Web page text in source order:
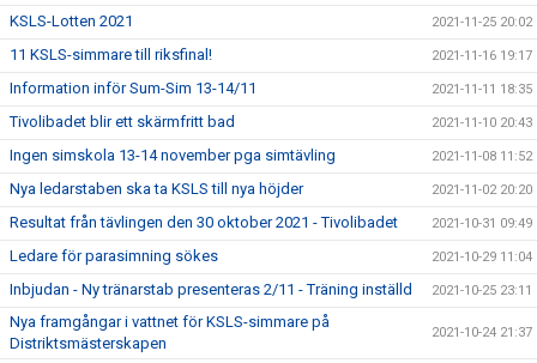
KSLS-Lotten 2021 2021-11-25 20:02
11 KSLS-simmare till riksfinal! 2021-11-16 19:17
Information inför Sum-Sim 13-14/11 2021-11-11 18:35
Tivolibadet blir ett skärmfritt bad 2021-11-10 20:43
Ingen simskola 13-14 november pga simtävling 2021-11-08 11:52
Nya ledarstaben ska ta KSLS till nya höjder 2021-11-02 20:20
Resultat från tävlingen den 30 oktober 2021 - Tivolibadet 2021-10-31 09:49
Ledare för parasimning sökes 2021-10-29 11:04
Inbjudan - Ny tränarstab presenteras 2/11 - Träning inställd 2021-10-25 23:11
Nya framgångar i vattnet för KSLS-simmare på
Distriktsmästerskapen
2021-10-24 21:37